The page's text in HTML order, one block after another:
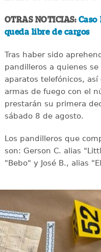
OTRAS NOTICIAS: Caso
queda libre de cargos
Tras haber sido
pandilleros a quienes
aparatos telefónicos,
armas de fuego con el
prestarán su primera
sábado 8 de agosto.
Los pandilleros que
son: Gerson C. alias
"Bebo" y José B., alias